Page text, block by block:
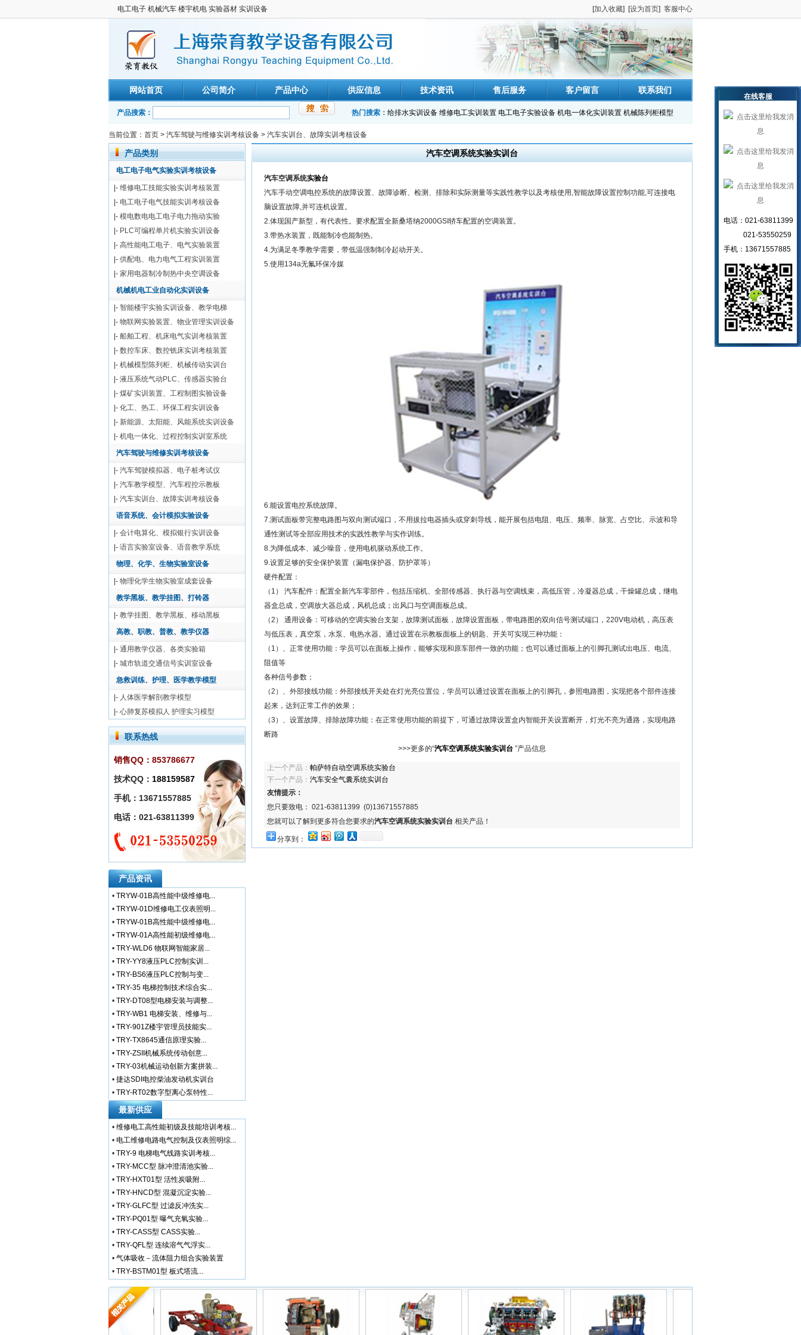
电工电子 机械汽车 楼宇机电 实验器材 实训设备 [加入收藏] [设为首页] 客服中心
网站首页 公司简介 产品中心 供应信息 技术资讯 售后服务 客户留言 联系我们
产品搜索： 热门搜索： 给排水实训设备 维修电工实训装置 电工电子实验设备 机电一体化实训装置 机械陈列柜模型
当前位置： 首页 > 汽车驾驶与维修实训考核设备 > 汽车实训台、故障实训考核设备
汽车空调系统实验实训台
汽车空调系统实验台
汽车手动空调电控系统的故障设置、故障诊断、检测、排除和实际测量等实践性教学以及考核使用,智能故障设置控制功能,可连接电
脑设置故障,并可连机设置。
2.体现国产新型，有代表性。要求配置全新桑塔纳2000GSI轿车配置的空调装置。
3.带热水装置，既能制冷也能制热。
4.为满足冬季教学需要，带低温强制制冷起动开关。
5.使用134a无氟环保冷媒
6.能设置电控系统故障。
7.测试面板带完整电路图与双向测试端口，不用拔拉电器插头或穿刺导线，能开展包括电阻、电压、频率、脉宽、占空比、示波和导
通性测试等全部应用技术的实践性教学与实作训练。
8.为降低成本、减少噪音，使用电机驱动系统工作。
9.设置足够的安全保护装置（漏电保护器、防护罩等）
硬件配置：
（1） 汽车配件：配置全新汽车零部件，包括压缩机、全部传感器、执行器与空调线束，高低压管，冷凝器总成，干燥罐总成，继电
器盒总成，空调放大器总成，风机总成；出风口与空调面板总成。
（2） 通用设备：可移动的空调实验台支架，故障测试面板，故障设置面板，带电路图的双向信号测试端口，220V电动机，高压表
与低压表，真空泵，水泵、电热水器。通过设置在示教板面板上的钥匙、开关可实现三种功能：
（1）、正常使用功能：学员可以在面板上操作，能够实现和原车部件一致的功能；也可以通过面板上的引脚孔测试出电压、电流、
阻值等
各种信号参数；
（2）、外部接线功能：外部接线开关处在灯光亮位置位，学员可以通过设置在面板上的引脚孔，参照电路图，实现把各个部件连接
起来，达到正常工作的效果；
（3）、设置故障、排除故障功能：在正常使用功能的前提下，可通过故障设置盒内智能开关设置断开，灯光不亮为通路，实现电路
断路
>>>更多的“汽车空调系统实验实训台 ”产品信息
上一个产品： 帕萨特自动空调系统实验台
下一个产品： 汽车安全气囊系统实训台
友情提示：
您只要致电： 021-63811399 (0)13671557885
您就可以了解到更多符合您要求的汽车空调系统实验实训台 相关产品！
分享到：
产品类别
电工电子电气实验实训考核设备
|- 维修电工技能实验实训考核装置
|- 电工电子电气技能实训考核设备
|- 模电数电电工电子电力拖动实验
|- PLC可编程单片机实验实训设备
|- 高性能电工电子、电气实验装置
|- 供配电、电力电气工程实训装置
|- 家用电器制冷制热中央空调设备
机械机电工业自动化实训设备
|- 智能楼宇实验实训设备、教学电梯
|- 物联网实验装置、物业管理实训设备
|- 船舶工程、机床电气实训考核装置
|- 数控车床、数控铣床实训考核装置
|- 机械模型陈列柜、机械传动实训台
|- 液压系统气动PLC、传感器实验台
|- 煤矿实训装置、工程制图实验设备
|- 化工、热工、环保工程实训设备
|- 新能源、太阳能、风能系统实训设备
|- 机电一体化、过程控制实训室系统
汽车驾驶与维修实训考核设备
|- 汽车驾驶模拟器、电子桩考试仪
|- 汽车教学模型、汽车程控示教板
|- 汽车实训台、故障实训考核设备
语音系统、会计模拟实验设备
|- 会计电算化、模拟银行实训设备
|- 语言实验室设备、语音教学系统
物理、化学、生物实验室设备
|- 物理化学生物实验室成套设备
教学黑板、教学挂图、打铃器
|- 教学挂图、教学黑板、移动黑板
高教、职教、普教、教学仪器
|- 通用教学仪器、各类实验箱
|- 城市轨道交通信号实训室设备
急救训练、护理、医学教学模型
|- 人体医学解剖教学模型
|- 心肺复苏模拟人 护理实习模型
联系热线
销售QQ：853786677
技术QQ： 188159587
手机：13671557885
电话：021-63811399
产品资讯
• TRYW-01B高性能中级维修电...
• TRYW-01D维修电工仪表照明...
• TRYW-01B高性能中级维修电...
• TRYW-01A高性能初级维修电...
• TRY-WLD6 物联网智能家居...
• TRY-YY8液压PLC控制实训...
• TRY-BS6液压PLC控制与变...
• TRY-35 电梯控制技术综合实...
• TRY-DT08型电梯安装与调整...
• TRY-WB1 电梯安装、维修与...
• TRY-901Z楼宇管理员技能实...
• TRY-TX8645通信原理实验...
• TRY-ZSII机械系统传动创意...
• TRY-03机械运动创新方案拼装...
• 捷达SDI电控柴油发动机实训台
• TRY-RT02数字型离心泵特性...
最新供应
• 维修电工高性能初级及技能培训考核...
• 电工维修电路电气控制及仪表照明综...
• TRY-9 电梯电气线路实训考核...
• TRY-MCC型 脉冲澄清池实验...
• TRY-HXT01型 活性炭吸附...
• TRY-HNCD型 混凝沉淀实验...
• TRY-GLFC型 过滤反冲洗实...
• TRY-PQ01型 曝气充氧实验...
• TRY-CASS型 CASS实验...
• TRY-QFL型 连续溶气气浮实...
• 气体吸收－流体阻力组合实验装置
• TRY-BSTM01型 板式塔流...
在线客服
电话：021-63811399
021-53550259
手机：13671557885